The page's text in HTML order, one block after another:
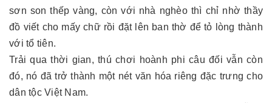
sơn son thếp vàng, còn với nhà nghèo thì chỉ nhờ thầy
đồ viết cho mấy chữ rồi đặt lên ban thờ để tỏ lòng thành
với tổ tiên.
Trải qua thời gian, thú chơi hoành phi câu đối vẫn còn
đó, nó đã trở thành một nét văn hóa riêng đặc trưng cho
dân tộc Việt Nam.